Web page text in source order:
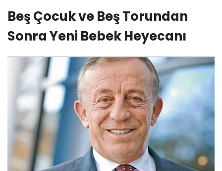
Beş Çocuk ve Beş Torundan
Sonra Yeni Bebek Heyecanı